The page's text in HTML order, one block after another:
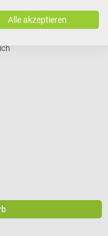
Alle akzeptieren